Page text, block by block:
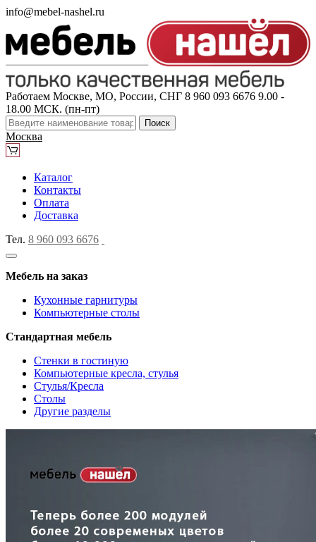
info@mebel-nashel.ru
Работаем Москве, МО, России, СНГ 8 960 093 6676 9.00 -
18.00 МСК. (пн-пт)
Поиск
Москва
Каталог
Контакты
Оплата
Доставка
Тел. 8 960 093 6676
Мебель на заказ
Кухонные гарнитуры
Компьютерные столы
Стандартная мебель
Стенки в гостиную
Компьютерные кресла, стулья
Стулья/Кресла
Столы
Другие разделы